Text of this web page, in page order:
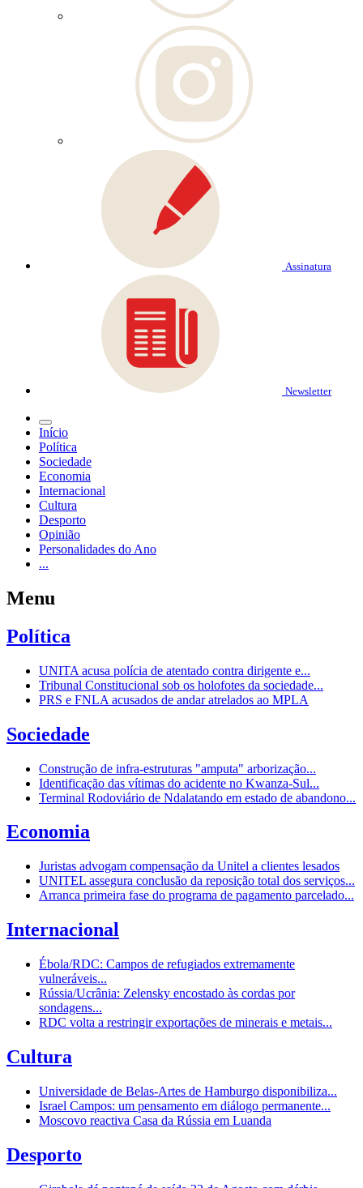
Assinatura
Newsletter
Início
Política
Sociedade
Economia
Internacional
Cultura
Desporto
Opinião
Personalidades do Ano
...
Menu
Política
UNITA acusa polícia de atentado contra dirigente e...
Tribunal Constitucional sob os holofotes da sociedade...
PRS e FNLA acusados de andar atrelados ao MPLA
Sociedade
Construção de infra-estruturas "amputa" arborização...
Identificação das vítimas do acidente no Kwanza-Sul...
Terminal Rodoviário de Ndalatando em estado de abandono...
Economia
Juristas advogam compensação da Unitel a clientes lesados
UNITEL assegura conclusão da reposição total dos serviços...
Arranca primeira fase do programa de pagamento parcelado...
Internacional
Ébola/RDC: Campos de refugiados extremamente
vulneráveis...
Rússia/Ucrânia: Zelensky encostado às cordas por
sondagens...
RDC volta a restringir exportações de minerais e metais...
Cultura
Universidade de Belas-Artes de Hamburgo disponibiliza...
Israel Campos: um pensamento em diálogo permanente...
Moscovo reactiva Casa da Rússia em Luanda
Desporto